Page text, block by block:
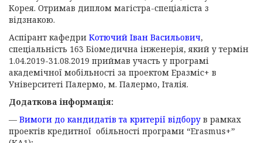
Корея. Отримав диплом магістра-спеціаліста з
відзнакою.
Аспірант кафедри Котючий Іван Васильович,
спеціальність 163 Біомедична інженерія, який у термін
1.04.2019-31.08.2019 приймав участь у програмі
академічної мобільності за проектом Еразміс+ в
Університеті Палермо, м. Палермо, Італія.
Додаткова інформація:
— Вимоги до кандидатів та критерії відбору в рамках
проектів кредитної обільності програми “Erasmus+”